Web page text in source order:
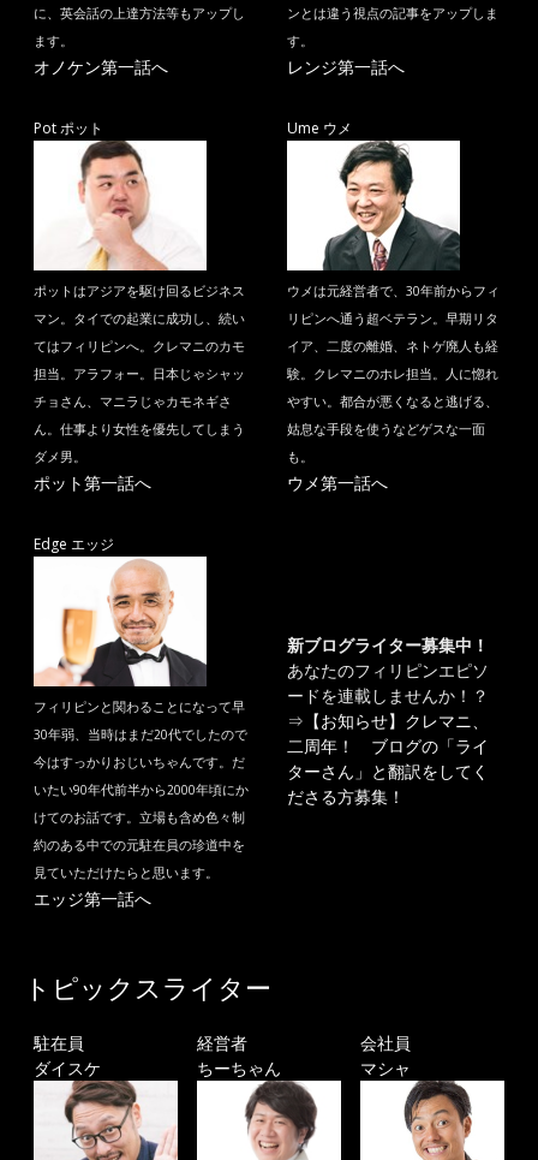
に、英会話の上達方法等もアップし
ます。
オノケン第一話へ
ンとは違う視点の記事をアップしま
す。
レンジ第一話へ
Pot ポット
ポットはアジアを駆け回るビジネス
マン。タイでの起業に成功し、続い
てはフィリピンへ。クレマニのカモ
担当。アラフォー。日本じゃシャッ
チョさん、マニラじゃカモネギさ
ん。仕事より女性を優先してしまう
ダメ男。
ポット第一話へ
Ume ウメ
ウメは元経営者で、30年前からフィ
リピンへ通う超ベテラン。早期リタ
イア、二度の離婚、ネトゲ廃人も経
験。クレマニのホレ担当。人に惚れ
やすい。都合が悪くなると逃げる、
姑息な手段を使うなどゲスな一面
も。
ウメ第一話へ
Edge エッジ
フィリピンと関わることになって早
30年弱、当時はまだ20代でしたので
今はすっかりおじいちゃんです。だ
いたい90年代前半から2000年頃にか
けてのお話です。立場も含め色々制
約のある中での元駐在員の珍道中を
見ていただけたらと思います。
エッジ第一話へ
新ブログライター募集中！
あなたのフィリピンエピソ
ードを連載しませんか！？
⇒ 【お知らせ】クレマニ、
二周年！ ブログの「ライ
ターさん」と翻訳をしてく
ださる方募集！
トピックスライター
駐在員
ダイスケ
経営者
ちーちゃん
会社員
マシャ